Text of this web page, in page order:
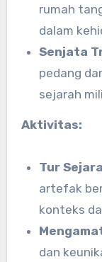
rumah
dalam
Senjata
pedang
sejarah
Aktivitas:
Tur
artefak
konteks
dan